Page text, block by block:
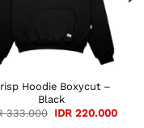
Hoodie Boxycut –
Black
333.000 Original
IDR220.000